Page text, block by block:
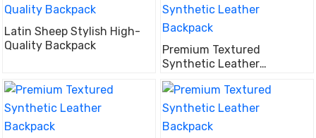
Latin Sheep Stylish High-
Quality Backpack
Premium Textured
Synthetic Leather
Backpack